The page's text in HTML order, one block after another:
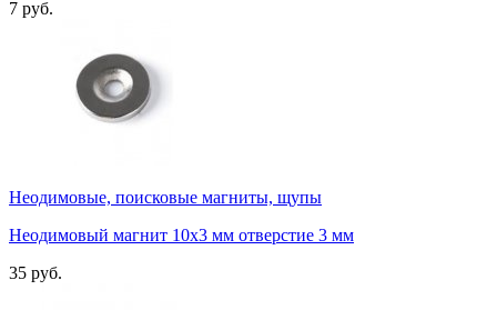
7 руб.
Неодимовые, поисковые магниты, щупы
Неодимовый магнит 10х3 мм отверстие 3 мм
35 руб.